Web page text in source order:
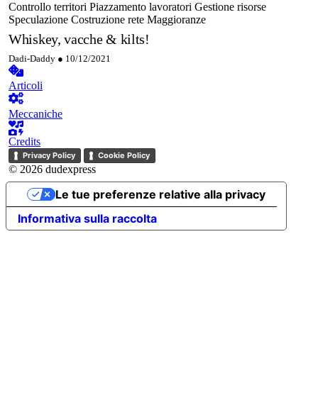
Controllo territori Piazzamento lavoratori Gestione risorse
Speculazione Costruzione rete Maggioranze
Whiskey, vacche & kilts!
Dadi-Daddy ● 10/12/2021
Articoli
Meccaniche
Credits
Privacy Policy Cookie Policy
© 2026 dudexpress
Informativa sulla raccolta
Le tue preferenze relative alla privacy